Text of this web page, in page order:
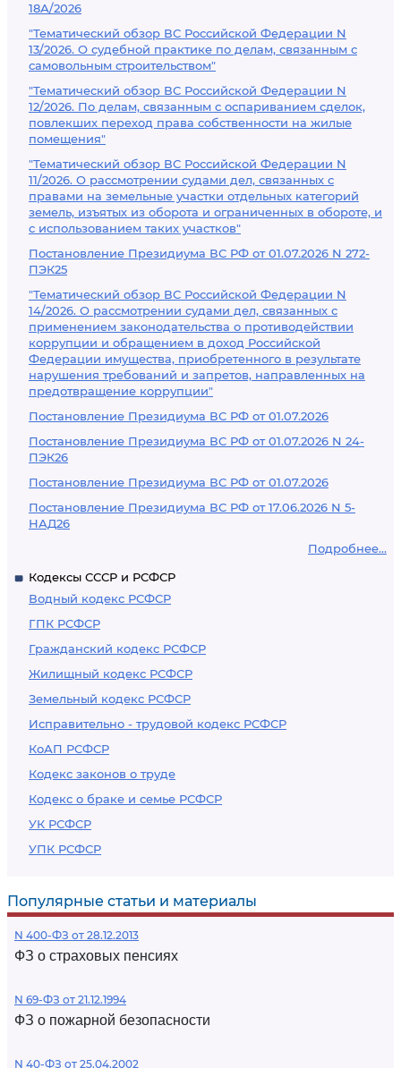
18А/2026
"Тематический обзор ВС Российской Федерации N
13/2026. О судебной практике по делам, связанным с
самовольным строительством"
"Тематический обзор ВС Российской Федерации N
12/2026. По делам, связанным с оспариванием сделок,
повлекших переход права собственности на жилые
помещения"
"Тематический обзор ВС Российской Федерации N
11/2026. О рассмотрении судами дел, связанных с
правами на земельные участки отдельных категорий
земель, изъятых из оборота и ограниченных в обороте, и
с использованием таких участков"
Постановление Президиума ВС РФ от 01.07.2026 N 272-
ПЭК25
"Тематический обзор ВС Российской Федерации N
14/2026. О рассмотрении судами дел, связанных с
применением законодательства о противодействии
коррупции и обращением в доход Российской
Федерации имущества, приобретенного в результате
нарушения требований и запретов, направленных на
предотвращение коррупции"
Постановление Президиума ВС РФ от 01.07.2026
Постановление Президиума ВС РФ от 01.07.2026 N 24-
ПЭК26
Постановление Президиума ВС РФ от 01.07.2026
Постановление Президиума ВС РФ от 17.06.2026 N 5-
НАД26
Подробнее...
Кодексы СССР и РСФСР
Водный кодекс РСФСР
ГПК РСФСР
Гражданский кодекс РСФСР
Жилищный кодекс РСФСР
Земельный кодекс РСФСР
Исправительно - трудовой кодекс РСФСР
КоАП РСФСР
Кодекс законов о труде
Кодекс о браке и семье РСФСР
УК РСФСР
УПК РСФСР
Популярные статьи и материалы
N 400-ФЗ от 28.12.2013
ФЗ о страховых пенсиях
N 69-ФЗ от 21.12.1994
ФЗ о пожарной безопасности
N 40-ФЗ от 25.04.2002